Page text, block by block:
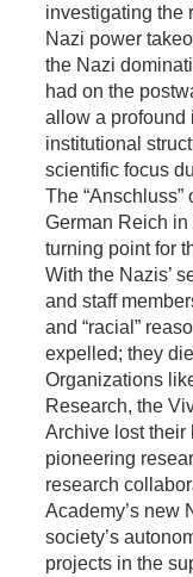
investigating the
Nazi power
the Nazi
had on the
allow a profound
institutional
scientific focus
The
German Reich
turning point for
With the Nazis’
and staff
and “racial”
expelled; they
Organizations
Research, the
Archive lost their
pioneering
research
Academy’s new
society’s
projects in the